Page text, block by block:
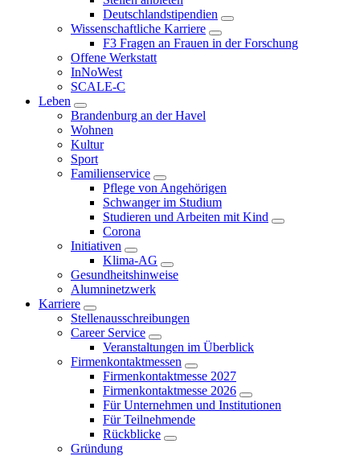
Deutschlandstipendien
Wissenschaftliche Karriere
F3 Fragen an Frauen in der Forschung
Offene Werkstatt
InNoWest
SCALE-C
Leben
Brandenburg an der Havel
Wohnen
Kultur
Sport
Familienservice
Pflege von Angehörigen
Schwanger im Studium
Studieren und Arbeiten mit Kind
Corona
Initiativen
Klima-AG
Gesundheitshinweise
Alumninetzwerk
Karriere
Stellenausschreibungen
Career Service
Veranstaltungen im Überblick
Firmenkontaktmessen
Firmenkontaktmesse 2027
Firmenkontaktmesse 2026
Für Unternehmen und Institutionen
Für Teilnehmende
Rückblicke
Gründung